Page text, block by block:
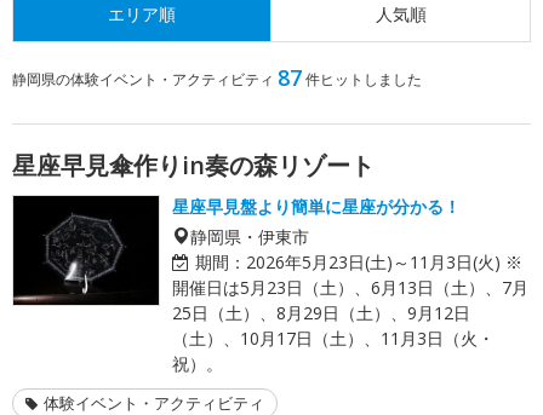
エリア順 人気順
静岡県の体験イベント・アクティビティ 87件ヒットしました
星座早見傘作りin奏の森リゾート
星座早見盤より簡単に星座が分かる！
静岡県・伊東市
期間： 2026年5月23日(土)～11月3日(火) ※
開催日は5月23日（土）、6月13日（土）、7月
25日（土）、8月29日（土）、9月12日
（土）、10月17日（土）、11月3日（火・
祝）。
体験イベント・アクティビティ